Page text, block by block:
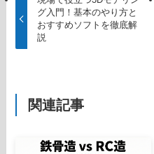
グ入門！基本のやり方と
おすすめソフトを徹底解
説
関連記事